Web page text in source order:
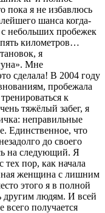
пока я не избавлюсь
шанса когда-
небольших пробежек
километров…
я
Мне
сделала! В 2004 году
пробежала
к
тяжёлый забег, я
неправильные
Единственное, что
до своего
на следующий. Я
тех пор, как начала
женщина с лишним
этого я в полной
другим людям. И всей
всего получается